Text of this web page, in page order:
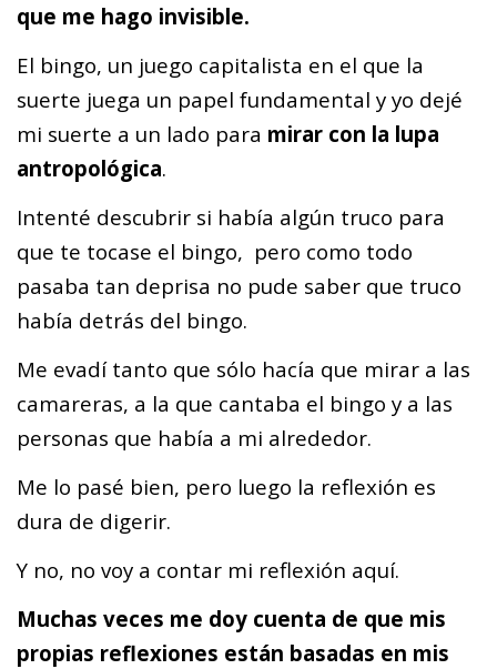
que me hago invisible.
El bingo, un juego capitalista en el que la
suerte juega un papel fundamental y yo dejé
mi suerte a un lado para mirar con la lupa
antropológica.
Intenté descubrir si había algún truco para
que te tocase el bingo, pero como todo
pasaba tan deprisa no pude saber que truco
había detrás del bingo.
Me evadí tanto que sólo hacía que mirar a las
camareras, a la que cantaba el bingo y a las
personas que había a mi alrededor.
Me lo pasé bien, pero luego la reflexión es
dura de digerir.
Y no, no voy a contar mi reflexión aquí.
Muchas veces me doy cuenta de que mis
propias reflexiones están basadas en mis